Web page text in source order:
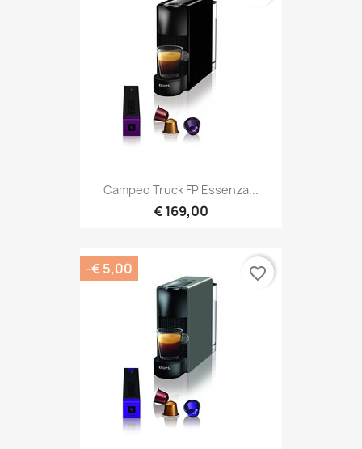
Campeo Truck FP Essenza...
€ 169,00
-€ 5,00 favorite_border